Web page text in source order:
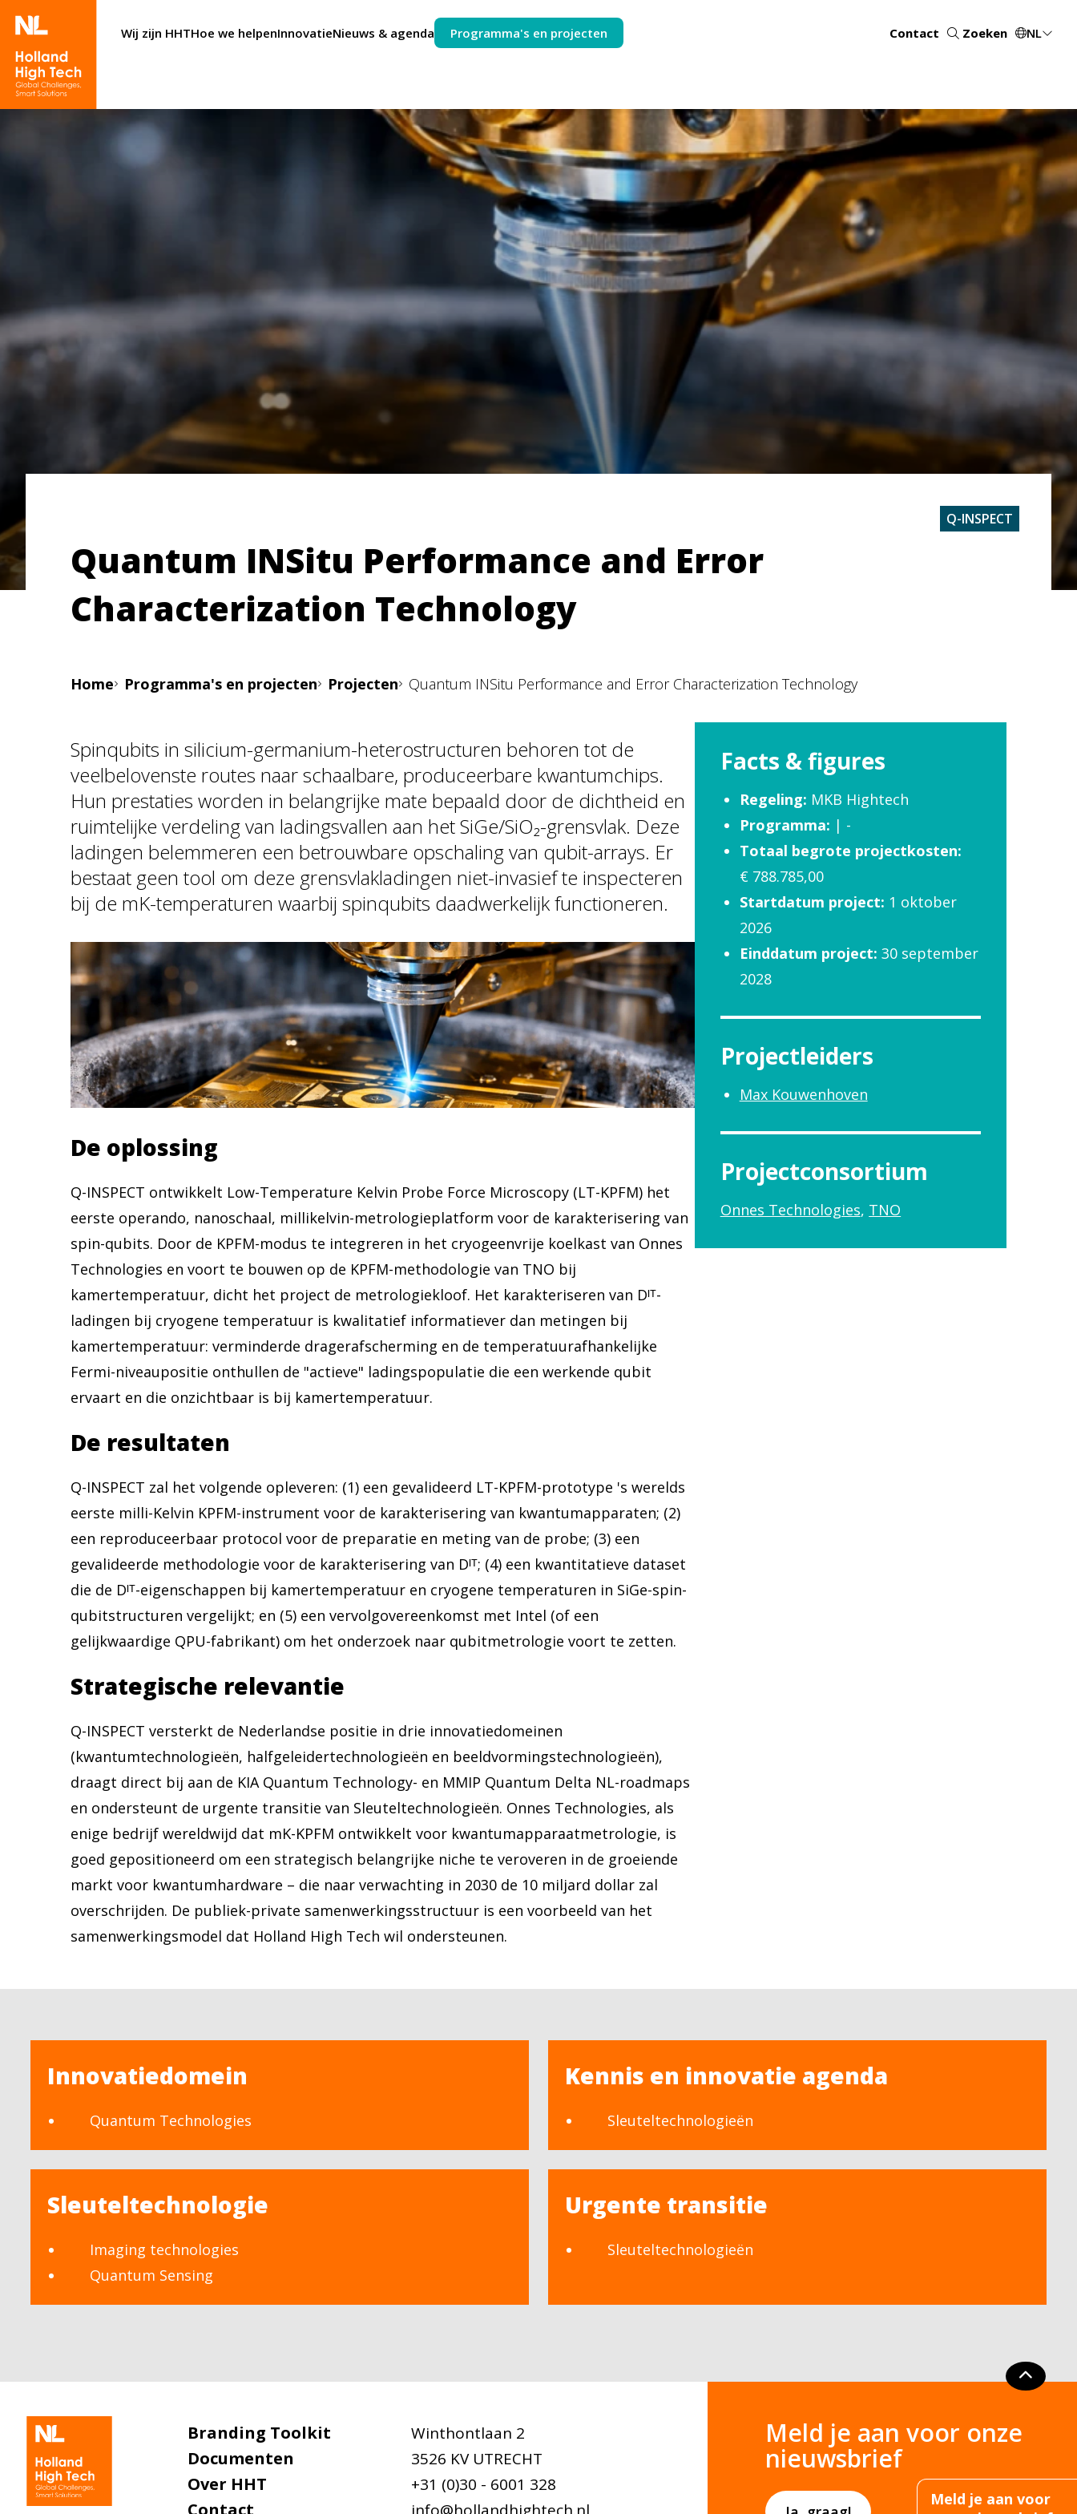
Wij zijn HHTHoe we helpenInnovatieNieuws & agenda Programma's en projecten Contact Zoeken NL
Q-INSPECT
Quantum INSitu Performance and Error
Characterization Technology
Home Programma's en projecten Projecten Quantum INSitu Performance and Error Characterization Technology
Spinqubits in silicium-germanium-heterostructuren behoren tot de
veelbelovenste routes naar schaalbare, produceerbare kwantumchips.
Hun prestaties worden in belangrijke mate bepaald door de dichtheid en
ruimtelijke verdeling van ladingsvallen aan het SiGe/SiO₂-grensvlak. Deze
ladingen belemmeren een betrouwbare opschaling van qubit-arrays. Er
bestaat geen tool om deze grensvlakladingen niet-invasief te inspecteren
bij de mK-temperaturen waarbij spinqubits daadwerkelijk functioneren.
De oplossing
Q-INSPECT ontwikkelt Low-Temperature Kelvin Probe Force Microscopy (LT-KPFM) het
eerste operando, nanoschaal, millikelvin-metrologieplatform voor de karakterisering van
spin-qubits. Door de KPFM-modus te integreren in het cryogeenvrije koelkast van Onnes
Technologies en voort te bouwen op de KPFM-methodologie van TNO bij
kamertemperatuur, dicht het project de metrologiekloof. Het karakteriseren van Dᴵᵀ-
ladingen bij cryogene temperatuur is kwalitatief informatiever dan metingen bij
kamertemperatuur: verminderde dragerafscherming en de temperatuurafhankelijke
Fermi-niveaupositie onthullen de "actieve" ladingspopulatie die een werkende qubit
ervaart en die onzichtbaar is bij kamertemperatuur.
De resultaten
Q-INSPECT zal het volgende opleveren: (1) een gevalideerd LT-KPFM-prototype 's werelds
eerste milli-Kelvin KPFM-instrument voor de karakterisering van kwantumapparaten; (2)
een reproduceerbaar protocol voor de preparatie en meting van de probe; (3) een
gevalideerde methodologie voor de karakterisering van Dᴵᵀ; (4) een kwantitatieve dataset
die de Dᴵᵀ-eigenschappen bij kamertemperatuur en cryogene temperaturen in SiGe-spin-
qubitstructuren vergelijkt; en (5) een vervolgovereenkomst met Intel (of een
gelijkwaardige QPU-fabrikant) om het onderzoek naar qubitmetrologie voort te zetten.
Strategische relevantie
Q-INSPECT versterkt de Nederlandse positie in drie innovatiedomeinen
(kwantumtechnologieën, halfgeleidertechnologieën en beeldvormingstechnologieën),
draagt ​​direct bij aan de KIA Quantum Technology- en MMIP Quantum Delta NL-roadmaps
en ondersteunt de urgente transitie van Sleuteltechnologieën. Onnes Technologies, als
enige bedrijf wereldwijd dat mK-KPFM ontwikkelt voor kwantumapparaatmetrologie, is
goed gepositioneerd om een ​​strategisch belangrijke niche te veroveren in de groeiende
markt voor kwantumhardware – die naar verwachting in 2030 de 10 miljard dollar zal
overschrijden. De publiek-private samenwerkingsstructuur is een voorbeeld van het
samenwerkingsmodel dat Holland High Tech wil ondersteunen.
Facts & figures
Regeling: MKB Hightech
Programma: | -
Totaal begrote projectkosten:
€ 788.785,00
Startdatum project: 1 oktober
2026
Einddatum project: 30 september
2028
Projectleiders
Max Kouwenhoven
Projectconsortium
Onnes Technologies TNO
Innovatiedomein
Quantum Technologies
Kennis en innovatie agenda
Sleuteltechnologieën
Sleuteltechnologie
Imaging technologies
Quantum Sensing
Urgente transitie
Sleuteltechnologieën
Branding Toolkit
Documenten
Over HHT
Contact
Winthontlaan 2
3526 KV UTRECHT
+31 (0)30 - 6001 328
info@hollandhightech.nl
Meld je aan voor onze
nieuwsbrief
Meld je aan voor